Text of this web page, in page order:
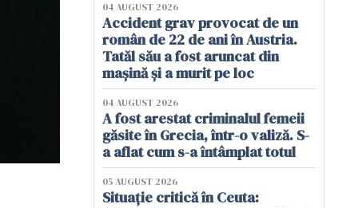
04 AUGUST 2026
Accident grav provocat de un
român de 22 de ani în Austria.
Tatăl său a fost aruncat din
mașină și a murit pe loc
04 AUGUST 2026
A fost arestat criminalul femeii
găsite în Grecia, într-o valiză. S-
a aflat cum s-a întâmplat totul
05 AUGUST 2026
Situație critică în Ceuta: